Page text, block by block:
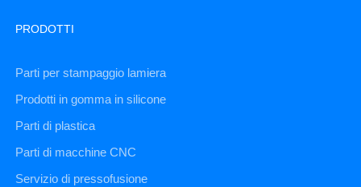
PRODOTTI
Parti per stampaggio lamiera
Prodotti in gomma in silicone
Parti di plastica
Parti di macchine CNC
Servizio di pressofusione